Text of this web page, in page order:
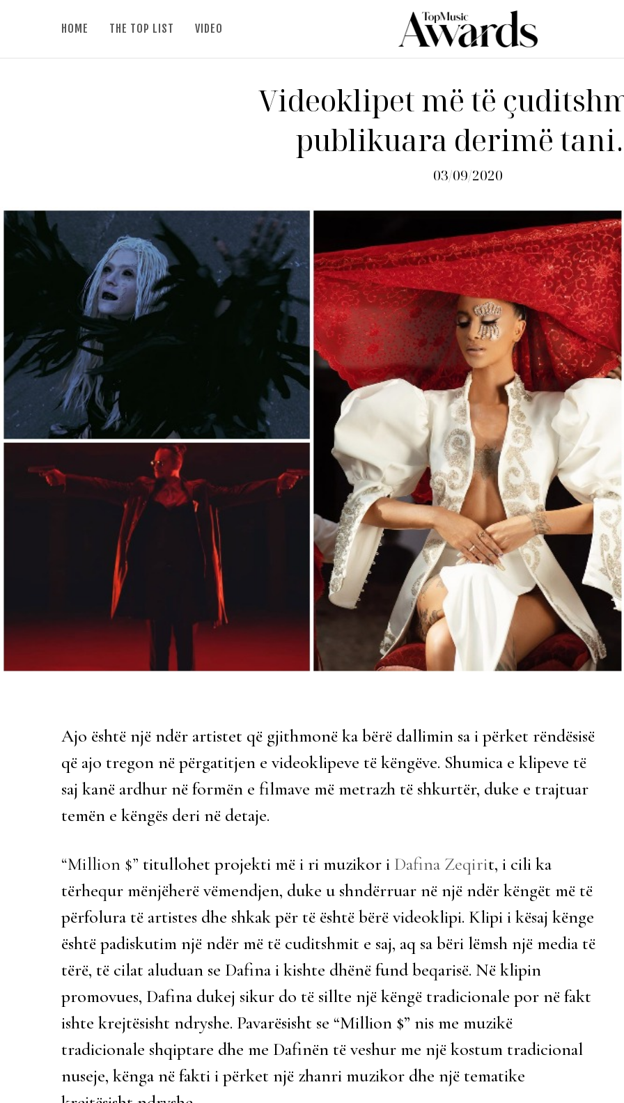
HOME THE TOP LIST VIDEO
Videoklipet më të
publikuara derimë
03/09/2020
Ajo është një ndër artistet që gjithmonë ka bërë dallimin sa i përket rëndësisë
që ajo tregon në përgatitjen e videoklipeve të këngëve. Shumica e klipeve të
saj kanë ardhur në formën e filmave më metrazh të shkurtër, duke e trajtuar
temën e këngës deri në detaje.
“Million $” titullohet projekti më i ri muzikor i Dafina Zeqirit, i cili ka
tërhequr mënjëherë vëmendjen, duke u shndërruar në një ndër këngët më të
përfolura të artistes dhe shkak për të është bërë videoklipi. Klipi i kësaj kënge
është padiskutim një ndër më të cuditshmit e saj, aq sa bëri lëmsh një media të
tërë, të cilat aluduan se Dafina i kishte dhënë fund beqarisë. Në klipin
promovues, Dafina dukej sikur do të sillte një këngë tradicionale por në fakt
ishte krejtësisht ndryshe. Pavarësisht se “Million $” nis me muzikë
tradicionale shqiptare dhe me Dafinën të veshur me një kostum tradicional
nuseje, kënga në fakti i përket një zhanri muzikor dhe një tematike